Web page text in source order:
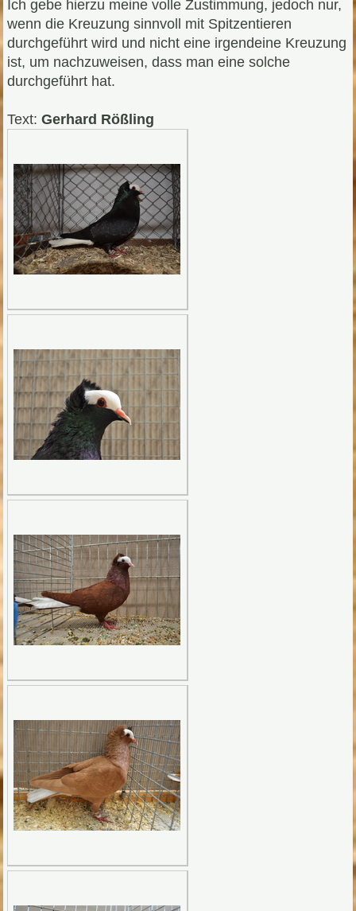
Ich gebe hierzu meine volle Zustimmung, jedoch nur,
wenn die Kreuzung sinnvoll mit Spitzentieren
durchgeführt wird und nicht eine irgendeine Kreuzung
ist, um nachzuweisen, dass man eine solche
durchgeführt hat.
Text: Gerhard Rößling